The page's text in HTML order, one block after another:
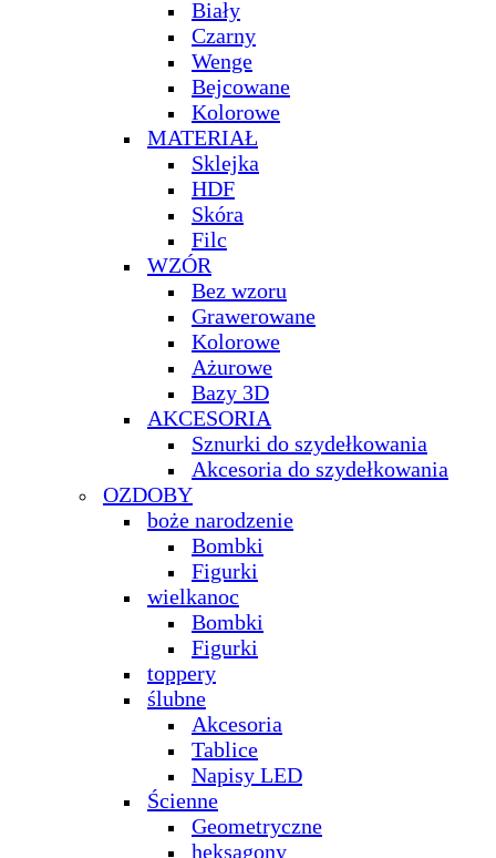
Biały
Czarny
Wenge
Bejcowane
Kolorowe
MATERIAŁ
Sklejka
HDF
Skóra
Filc
WZÓR
Bez wzoru
Grawerowane
Kolorowe
Ażurowe
Bazy 3D
AKCESORIA
Sznurki do szydełkowania
Akcesoria do szydełkowania
OZDOBY
boże narodzenie
Bombki
Figurki
wielkanoc
Bombki
Figurki
toppery
ślubne
Akcesoria
Tablice
Napisy LED
Ścienne
Geometryczne
heksagony